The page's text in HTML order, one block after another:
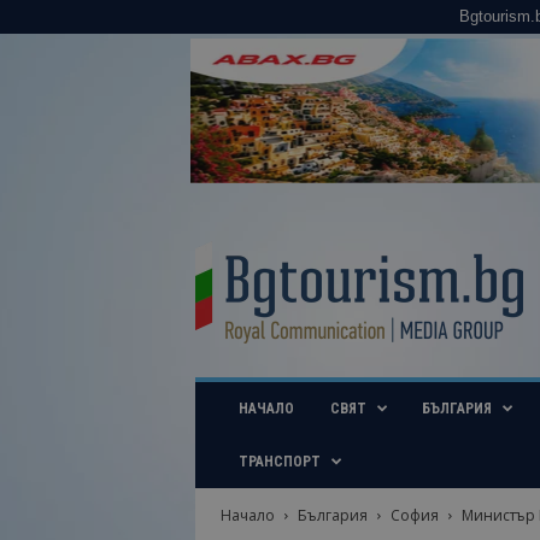
u
i
b
НАЧАЛО СВЯТ БЪЛГАРИЯ
ТРАНСПОРТ
Начало България София
Министър